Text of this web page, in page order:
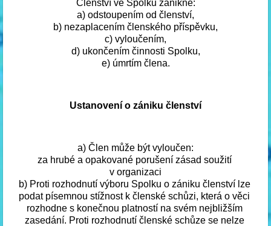
Členství ve Spolku zanikne:
a) odstoupením od členství,
b) nezaplacením členského příspěvku,
c) vyloučením,
d) ukončením činnosti Spolku,
e) úmrtím člena.
Ustanovení o zániku členství
a) Člen může být vyloučen:
za hrubé a opakované porušení zásad soužití
v organizaci
b) Proti rozhodnutí výboru Spolku o zániku členství lze
podat písemnou stížnost k členské schůzi, která o věci
rozhodne s konečnou platností na svém nejbližším
zasedání. Proti rozhodnutí členské schůze se nelze